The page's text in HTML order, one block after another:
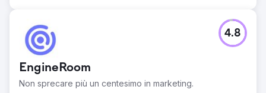
EngineRoom
Non sprecare più un centesimo in marketing.
4.8